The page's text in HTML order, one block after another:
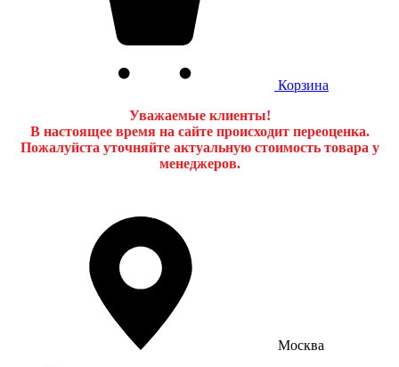
Корзина
Уважаемые клиенты!
В настоящее время на сайте происходит переоценка.
Пожалуйста уточняйте актуальную стоимость товара у
менеджеров.
Москва